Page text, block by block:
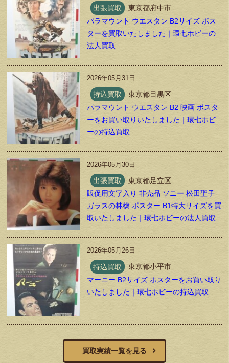
出張買取
東京都府中市
パラマウント ウエスタン B2サイズ ポス
ターを買取いたしました｜環七ホビーの
法人買取
2026年05月31日
持込買取
東京都目黒区
パラマウント ウエスタン B2 映画 ポスタ
ーをお買い取りいたしました｜環七ホビ
ーの持込買取
2026年05月30日
出張買取
東京都足立区
販促用文字入り 非売品 ソニー 松田聖子
ガラスの林檎 ポスター B1特大サイズを買
取いたしました｜環七ホビーの法人買取
2026年05月26日
持込買取
東京都小平市
マーニー B2サイズ ポスターをお買い取り
いたしました｜環七ホビーの持込買取
買取実績一覧を見る